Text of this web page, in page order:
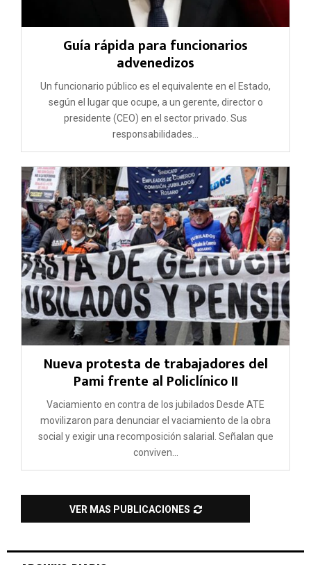
Guía rápida para funcionarios
advenedizos
Un funcionario público es el equivalente en el Estado,
según el lugar que ocupe, a un gerente, director o
presidente (CEO) en el sector privado. Sus
responsabilidades...
Nueva protesta de trabajadores del
Pami frente al Policlínico II
Vaciamiento en contra de los jubilados Desde ATE
movilizaron para denunciar el vaciamiento de la obra
social y exigir una recomposición salarial. Señalan que
conviven...
VER MAS PUBLICACIONES